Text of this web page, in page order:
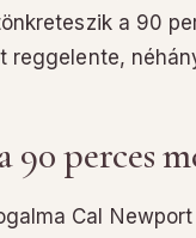
a 90
reggelente,
perces
Cal